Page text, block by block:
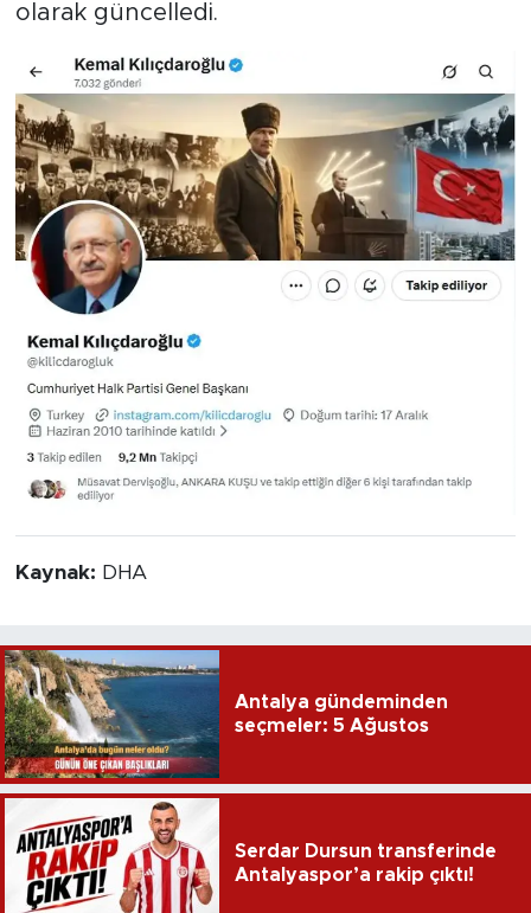
olarak güncelledi.
Kaynak: DHA
Antalya gündeminden
seçmeler: 5 Ağustos
Serdar Dursun transferinde
Antalyaspor’a rakip çıktı!